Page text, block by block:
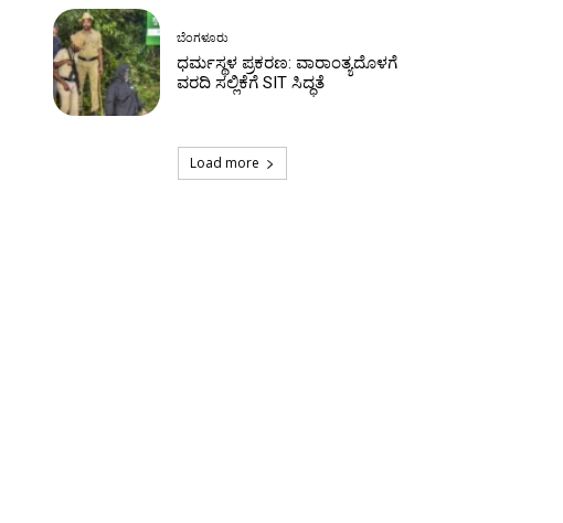
ಬೆಂಗಳೂರು
ಧರ್ಮಸ್ಥಳ ಪ್ರಕರಣ: ವಾರಾಂತ್ಯದೊಳಗೆ
ವರದಿ ಸಲ್ಲಿಕೆಗೆ SIT ಸಿದ್ಧತೆ
Load more